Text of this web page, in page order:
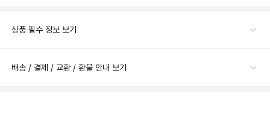
상품 필수 정보 보기
배송 / 결제 / 교환 / 환불 안내 보기